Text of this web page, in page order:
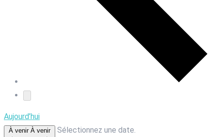
Aujourd’hui
À venir À venir Sélectionnez une date.